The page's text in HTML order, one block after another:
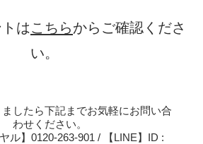
はこちらからご確認くださ
い。
したら下記までお気軽にお問い合
わせください。
ル】0120-263-901 / 【LINE】ID :